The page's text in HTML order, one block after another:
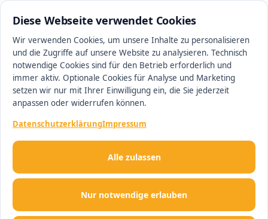
Diese Webseite verwendet Cookies
Wir verwenden Cookies, um unsere Inhalte zu personalisieren
und die Zugriffe auf unsere Website zu analysieren. Technisch
notwendige Cookies sind für den Betrieb erforderlich und
immer aktiv. Optionale Cookies für Analyse und Marketing
setzen wir nur mit Ihrer Einwilligung ein, die Sie jederzeit
anpassen oder widerrufen können.
DatenschutzerklärungImpressum
Nur notwendige erlauben
Alle zulassen